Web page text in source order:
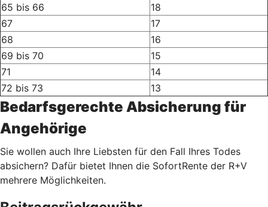
65 bis 66
18
67
17
68
16
69 bis 70
15
71
14
72 bis 73
13
Bedarfsgerechte Absicherung für
Angehörige
Sie wollen auch Ihre Liebsten für den Fall Ihres Todes
absichern? Dafür bietet Ihnen die SofortRente der R+V
mehrere Möglichkeiten.